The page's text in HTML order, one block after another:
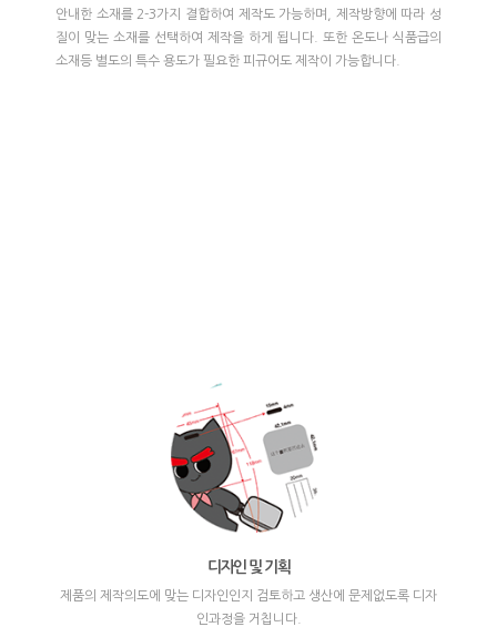
안내한 소재를 2-3가지 결합하여 제작도 가능하며, 제작방향에 따라 성
질이 맞는 소재를 선택하여 제작을 하게 됩니다. 또한 온도나 식품급의
소재등 별도의 특수 용도가 필요한 피규어도 제작이 가능합니다.
디자인 및 기획
제품의 제작의도에 맞는 디자인인지 검토하고 생산에 문제없도록 디자
인과정을 거칩니다.